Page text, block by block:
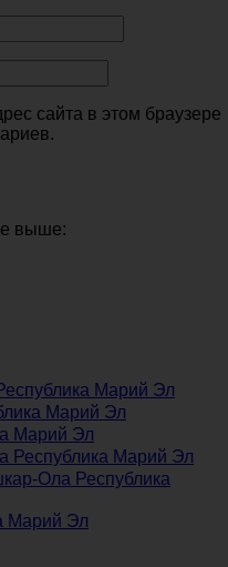
сайта в этом браузере
выше:
Марий Эл
Марий Эл
Марий Эл
Республика Марий Эл
Ола Республика
Марий Эл